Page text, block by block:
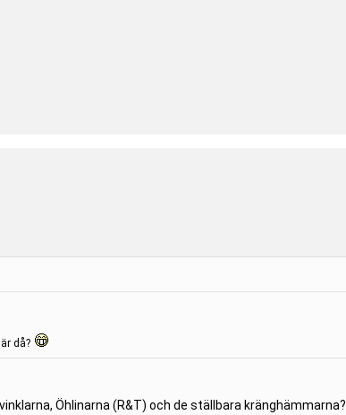
då?
Öhlinarna (R&T) och de ställbara kränghämmarna?